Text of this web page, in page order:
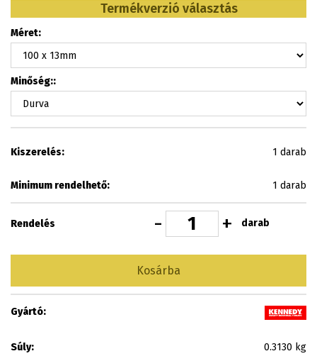
Termékverzió választás
Méret:
Minőség::
Kiszerelés: 1 darab
Minimum rendelhető: 1 darab
Rendelés - + darab
Kosárba
Gyártó:
Súly: 0.3130 kg